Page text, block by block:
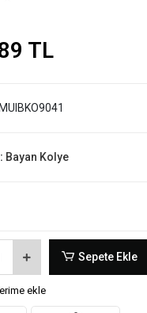
TL
MUIBKO9041
Bayan Kolye
Sepete Ekle
ekle